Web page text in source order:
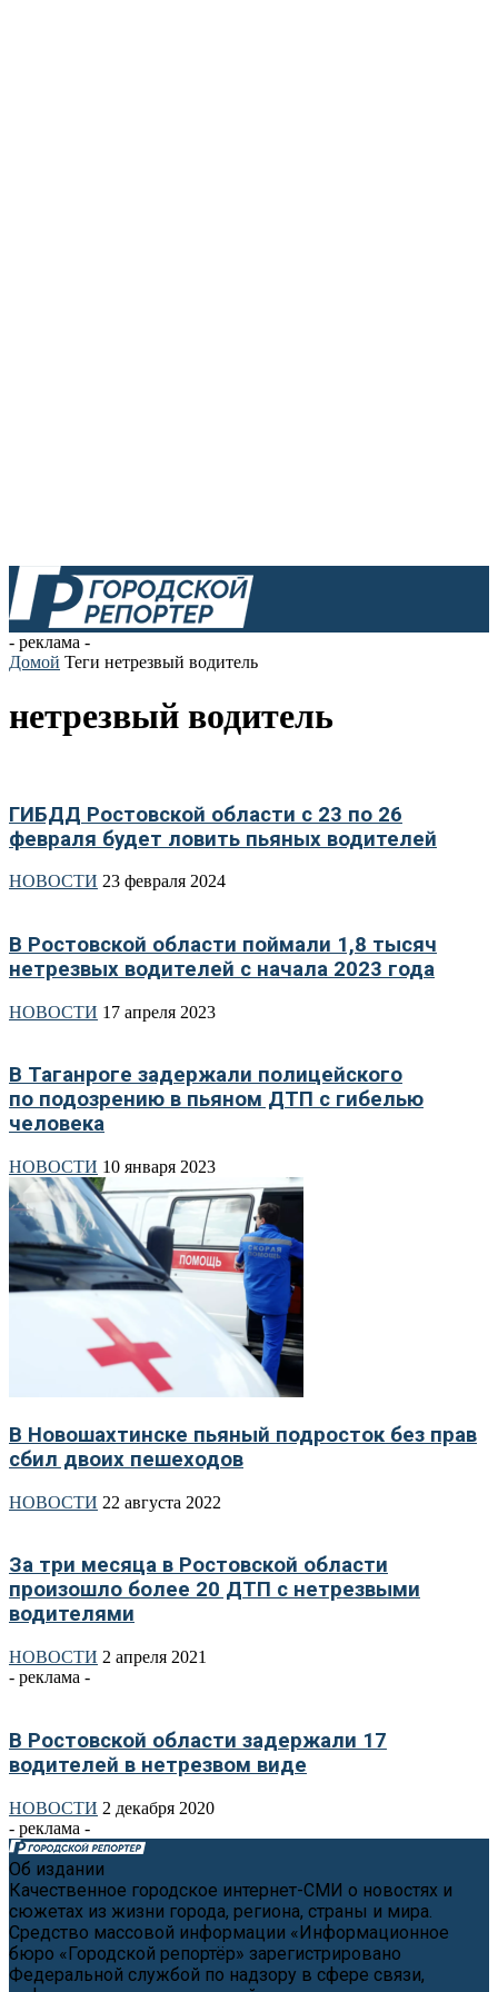
- реклама -
Домой Теги нетрезвый водитель
нетрезвый водитель
ГИБДД Ростовской области с 23 по 26
февраля будет ловить пьяных водителей
НОВОСТИ 23 февраля 2024
В Ростовской области поймали 1,8 тысяч
нетрезвых водителей с начала 2023 года
НОВОСТИ 17 апреля 2023
В Таганроге задержали полицейского
по подозрению в пьяном ДТП с гибелью
человека
НОВОСТИ 10 января 2023
В Новошахтинске пьяный подросток без прав
сбил двоих пешеходов
НОВОСТИ 22 августа 2022
За три месяца в Ростовской области
произошло более 20 ДТП с нетрезвыми
водителями
НОВОСТИ 2 апреля 2021
- реклама -
В Ростовской области задержали 17
водителей в нетрезвом виде
НОВОСТИ 2 декабря 2020
- реклама -
Об издании
Качественное городское интернет-СМИ о новостях и
сюжетах из жизни города, региона, страны и мира.
Средство массовой информации «Информационное
бюро «Городской репортёр» зарегистрировано
Федеральной службой по надзору в сфере связи,